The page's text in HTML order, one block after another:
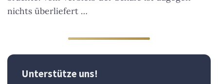
nichts überliefert …
Unterstütze uns!